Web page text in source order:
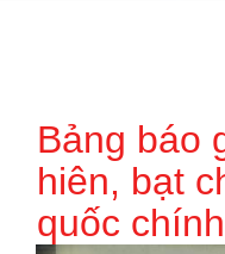
Bảng báo
hiên, bạt
quốc